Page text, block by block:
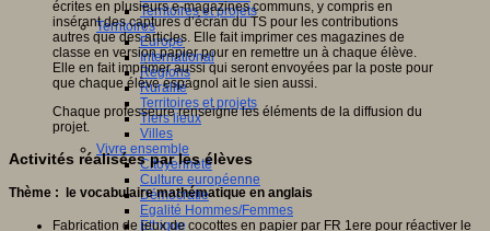
Territoires et projets
Territoires
Europe
International
Régions
Ruralité
Territoires et projets
Tiers lieux
Villes
Vivre ensemble
Citoyenneté
Culture européenne
Démocratie
Egalité Hommes/Femmes
Ethique
écrites en plusieurs e-magazines communs, y compris en
insérant des captures d’écran du TS pour les contributions
autres que des articles. Elle fait imprimer ces magazines de
classe en version papier pour en remettre un à chaque élève.
Elle en fait imprimer aussi qui seront envoyées par la poste pour
que chaque élève espagnol ait le sien aussi.
Chaque professeure renseigne les éléments de la diffusion du
projet.
Activités réalisées par les élèves
Thème : le vocabulaire mathématique en anglais
Fabrication de jeux de cocottes en papier par FR 1ere pour réactiver le